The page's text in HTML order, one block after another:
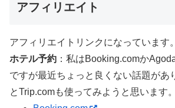
アフィリエイト
アフィリエイトリンクになっています。
ホテル予約 ：私はBooking.comか
ですが最近ちょっと良くない話題が
とTrip.comも使ってみようと思います。